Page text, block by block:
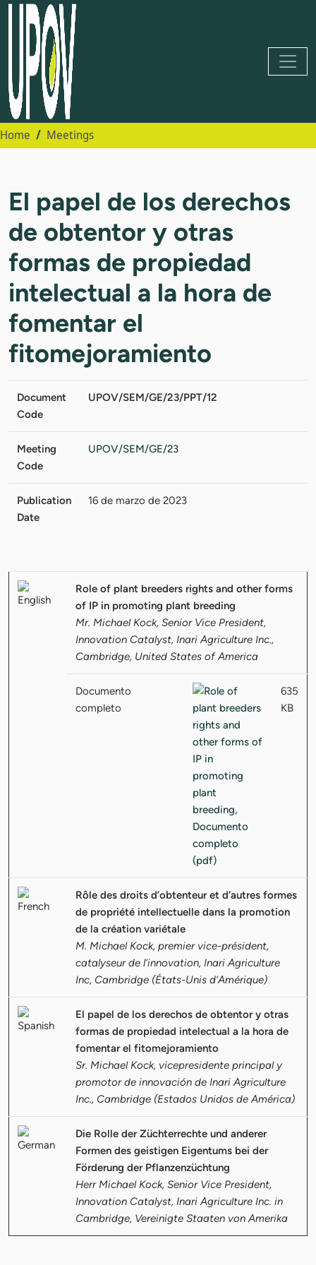
Home Meetings
El papel de los derechos
de obtentor y otras
formas de propiedad
intelectual a la hora de
fomentar el
fitomejoramiento
Document
Code
UPOV/SEM/GE/23/PPT/12
Meeting
Code
UPOV/SEM/GE/23
Publication
Date
16 de marzo de 2023
Role of plant breeders rights and other forms
of IP in promoting plant breeding
Mr. Michael Kock, Senior Vice President,
Innovation Catalyst, Inari Agriculture Inc.,
Cambridge, United States of America
Documento
completo
635
KB
Rôle des droits d’obtenteur et d’autres formes
de propriété intellectuelle dans la promotion
de la création variétale
M. Michael Kock, premier vice-président,
catalyseur de l’innovation, Inari Agriculture
Inc, Cambridge (États-Unis d’Amérique)
El papel de los derechos de obtentor y otras
formas de propiedad intelectual a la hora de
fomentar el fitomejoramiento
Sr. Michael Kock, vicepresidente principal y
promotor de innovación de Inari Agriculture
Inc., Cambridge (Estados Unidos de América)
Die Rolle der Züchterrechte und anderer
Formen des geistigen Eigentums bei der
Förderung der Pflanzenzüchtung
Herr Michael Kock, Senior Vice President,
Innovation Catalyst, Inari Agriculture Inc. in
Cambridge, Vereinigte Staaten von Amerika